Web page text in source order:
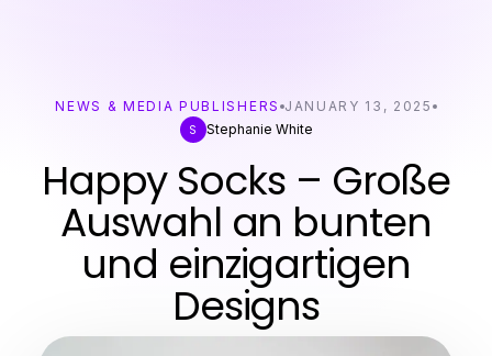
NEWS & MEDIA PUBLISHERS JANUARY 13, 2025
S
Stephanie White
Happy Socks – Große
Auswahl an bunten
und einzigartigen
Designs